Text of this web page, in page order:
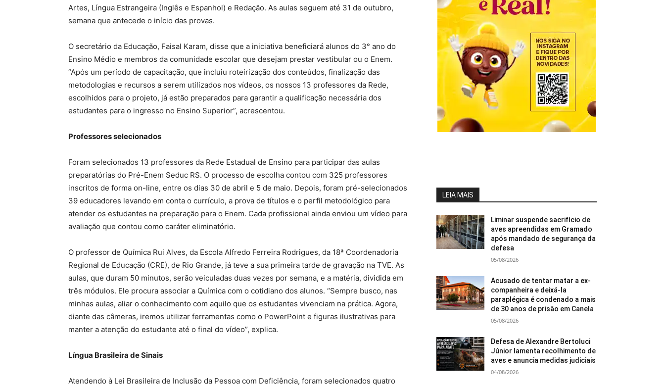
Artes, Língua Estrangeira (Inglês e Espanhol) e Redação. As aulas seguem até 31 de outubro,
semana que antecede o início das provas.
O secretário da Educação, Faisal Karam, disse que a iniciativa beneficiará alunos do 3° ano do
Ensino Médio e membros da comunidade escolar que desejam prestar vestibular ou o Enem.
“Após um período de capacitação, que incluiu roteirização dos conteúdos, finalização das
metodologias e recursos a serem utilizados nos vídeos, os nossos 13 professores da Rede,
escolhidos para o projeto, já estão preparados para garantir a qualificação necessária dos
estudantes para o ingresso no Ensino Superior”, acrescentou.
Professores selecionados
Foram selecionados 13 professores da Rede Estadual de Ensino para participar das aulas
preparatórias do Pré-Enem Seduc RS. O processo de escolha contou com 325 professores
inscritos de forma on-line, entre os dias 30 de abril e 5 de maio. Depois, foram pré-selecionados
39 educadores levando em conta o currículo, a prova de títulos e o perfil metodológico para
atender os estudantes na preparação para o Enem. Cada profissional ainda enviou um vídeo para
avaliação que contou como caráter eliminatório.
O professor de Química Rui Alves, da Escola Alfredo Ferreira Rodrigues, da 18ª Coordenadoria
Regional de Educação (CRE), de Rio Grande, já teve a sua primeira tarde de gravação na TVE. As
aulas, que duram 50 minutos, serão veiculadas duas vezes por semana, e a matéria, dividida em
três módulos. Ele procura associar a Química com o cotidiano dos alunos. “Sempre busco, nas
minhas aulas, aliar o conhecimento com aquilo que os estudantes vivenciam na prática. Agora,
diante das câmeras, iremos utilizar ferramentas como o PowerPoint e figuras ilustrativas para
manter a atenção do estudante até o final do vídeo”, explica.
Língua Brasileira de Sinais
Atendendo à Lei Brasileira de Inclusão da Pessoa com Deficiência, foram selecionados quatro
LEIA MAIS
Liminar suspende sacrifício de
aves apreendidas em Gramado
após mandado de segurança da
defesa
05/08/2026
Acusado de tentar matar a ex-
companheira e deixá-la
paraplégica é condenado a mais
de 30 anos de prisão em Canela
05/08/2026
Defesa de Alexandre Bertoluci
Júnior lamenta recolhimento de
aves e anuncia medidas judiciais
04/08/2026